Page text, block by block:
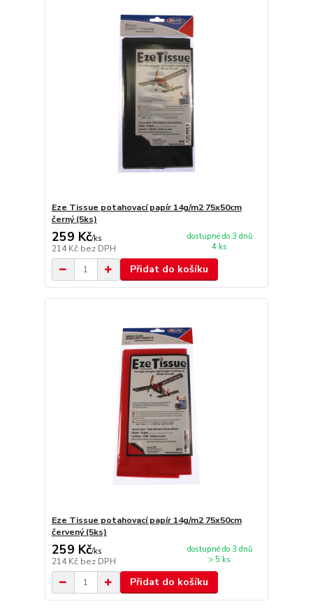
Eze Tissue potahovací papír 14g/m2 75x50cm
černý (5ks)
259 Kč/ks
214 Kč bez DPH
dostupné do 3 dnů
4 ks
Přidat do košíku
Eze Tissue potahovací papír 14g/m2 75x50cm
červený (5ks)
259 Kč/ks
214 Kč bez DPH
dostupné do 3 dnů
> 5 ks
Přidat do košíku